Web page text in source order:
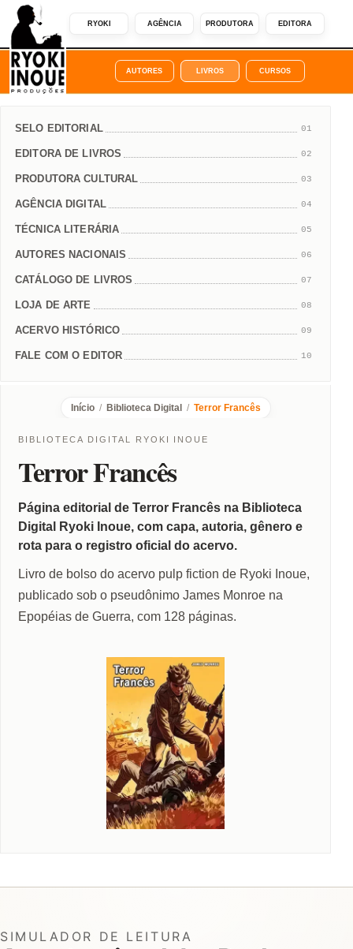
RYOKI AGÊNCIA PRODUTORA EDITORA
AUTORES LIVROS CURSOS
SELO EDITORIAL 01
EDITORA DE LIVROS 02
PRODUTORA CULTURAL 03
AGÊNCIA DIGITAL 04
TÉCNICA LITERÁRIA 05
AUTORES NACIONAIS 06
CATÁLOGO DE LIVROS 07
LOJA DE ARTE 08
ACERVO HISTÓRICO 09
FALE COM O EDITOR 10
Início / Biblioteca Digital / Terror Francês
BIBLIOTECA DIGITAL RYOKI INOUE
Terror Francês
Página editorial de Terror Francês na Biblioteca
Digital Ryoki Inoue, com capa, autoria, gênero e
rota para o registro oficial do acervo.
Livro de bolso do acervo pulp fiction de Ryoki Inoue,
publicado sob o pseudônimo James Monroe na
Epopéias de Guerra, com 128 páginas.
SIMULADOR DE LEITURA